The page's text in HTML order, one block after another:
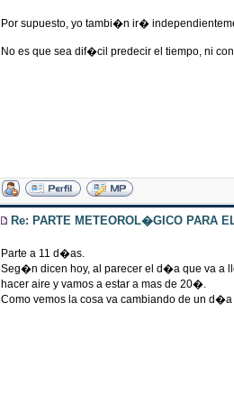
Por supuesto, yo tambi�n ir�
No es que sea dif�cil predecir el tiempo, ni
Re: PARTE METEOROL�GICO PARA
Parte a 11 d�as.
Seg�n dicen hoy, al parecer el d�a que va a
hacer aire y vamos a estar a mas de 20�.
Como vemos la cosa va cambiando de un